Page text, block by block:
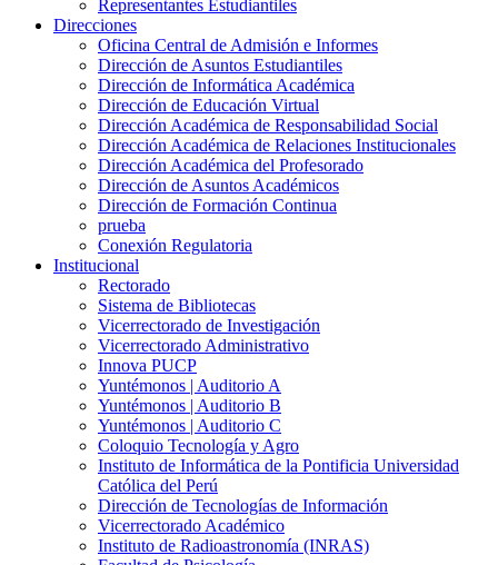
Representantes Estudiantiles
Direcciones
Oficina Central de Admisión e Informes
Dirección de Asuntos Estudiantiles
Dirección de Informática Académica
Dirección de Educación Virtual
Dirección Académica de Responsabilidad Social
Dirección Académica de Relaciones Institucionales
Dirección Académica del Profesorado
Dirección de Asuntos Académicos
Dirección de Formación Continua
prueba
Conexión Regulatoria
Institucional
Rectorado
Sistema de Bibliotecas
Vicerrectorado de Investigación
Vicerrectorado Administrativo
Innova PUCP
Yuntémonos | Auditorio A
Yuntémonos | Auditorio B
Yuntémonos | Auditorio C
Coloquio Tecnología y Agro
Instituto de Informática de la Pontificia Universidad
Católica del Perú
Dirección de Tecnologías de Información
Vicerrectorado Académico
Instituto de Radioastronomía (INRAS)